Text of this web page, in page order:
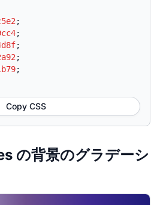
;
;
;
;
;
Copy CSS
の背景のグラデーシ